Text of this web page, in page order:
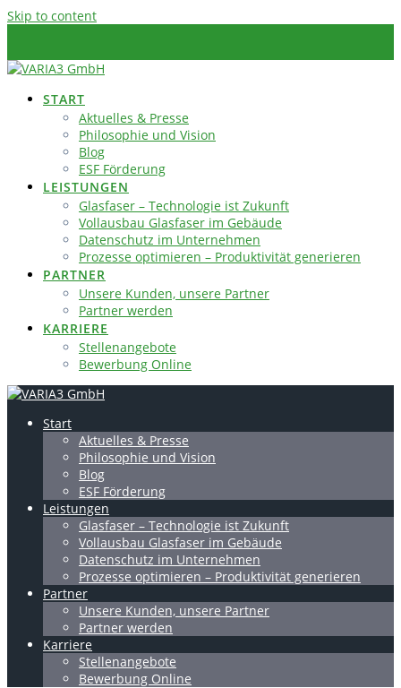
Skip to content
START
Aktuelles & Presse
Philosophie und Vision
Blog
ESF Förderung
LEISTUNGEN
Glasfaser – Technologie ist Zukunft
Vollausbau Glasfaser im Gebäude
Datenschutz im Unternehmen
Prozesse optimieren – Produktivität generieren
PARTNER
Unsere Kunden, unsere Partner
Partner werden
KARRIERE
Stellenangebote
Bewerbung Online
Start
Aktuelles & Presse
Philosophie und Vision
Blog
ESF Förderung
Leistungen
Glasfaser – Technologie ist Zukunft
Vollausbau Glasfaser im Gebäude
Datenschutz im Unternehmen
Prozesse optimieren – Produktivität generieren
Partner
Unsere Kunden, unsere Partner
Partner werden
Karriere
Stellenangebote
Bewerbung Online